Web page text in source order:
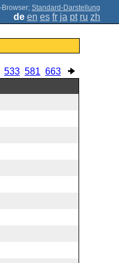
; Standard-Darstellung
de en es fr ja pt ru zh
533 581 663